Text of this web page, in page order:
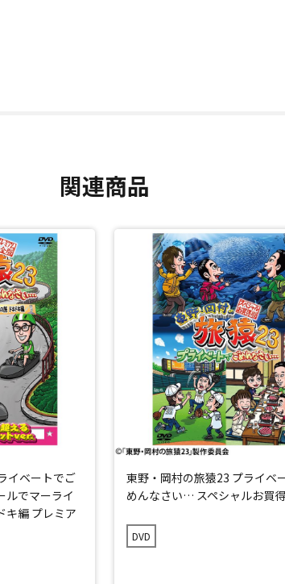
関連商品
イベートでご
ルでマーライ
キ編 プレミア
東野・岡村の旅猿23 プライベ
めんなさい… スペシャルお買
DVD